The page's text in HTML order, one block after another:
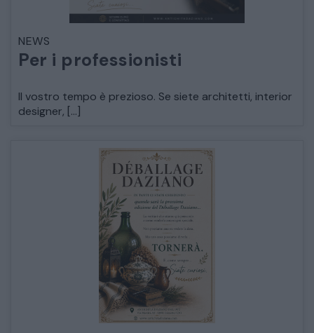
TAVOLI TAVOLINI CONSOLE
SEDIE POLTRONE DIVANI
CREDENZE – DOPPI CORPI – BUFFET
SALE DA PRANZO – STUDIO UFFICIO
NEWS
Per i professionisti
Il vostro tempo è prezioso. Se siete architetti, interior
designer, […]